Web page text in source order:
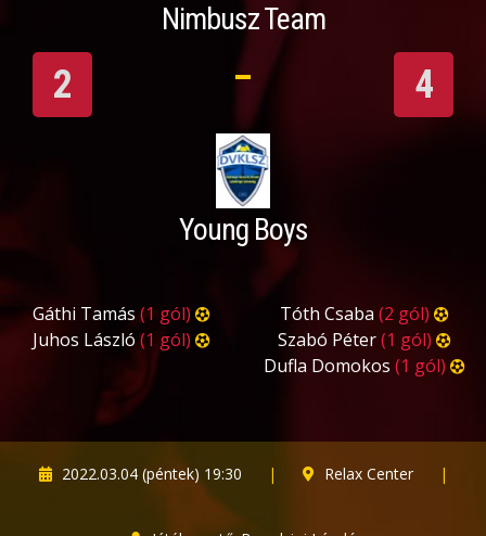
Nimbusz Team
2 4
Young Boys
Gáthi Tamás(1 gól)
Juhos László (1 gól)
Tóth Csaba (2 gól)
Szabó Péter(1 gól)
Dufla Domokos (1 gól)
2022.03.04 (péntek) 19:30 | Relax Center |